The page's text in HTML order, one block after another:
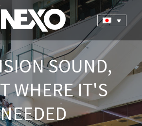
SOUND,
WHERE IT'S
NEEDED